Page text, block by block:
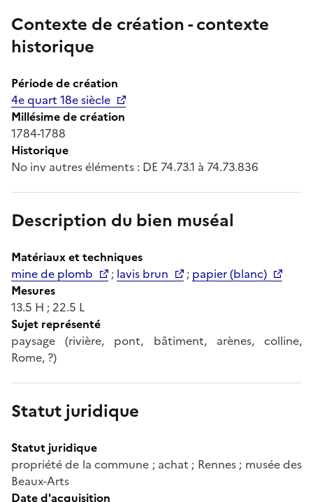
Contexte de création - contexte
historique
Période de création
4e quart 18e siècle
Millésime de création
1784-1788
Historique
No inv autres éléments : DE 74.73.1 à 74.73.836
Description du bien muséal
Matériaux et techniques
mine de plomb
; lavis brun ; papier (blanc)
Mesures
13.5 H ; 22.5 L
Sujet représenté
paysage (rivière, pont, bâtiment, arènes, colline,
Rome, ?)
Statut juridique
Statut juridique
propriété de la commune ; achat ; Rennes ; musée des
Beaux-Arts
Date d'acquisition